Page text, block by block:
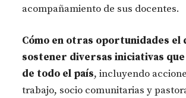
acompañamiento de sus docentes.
Cómo en otras oportunidades
sostener diversas iniciativas que
de todo el país, incluyendo
trabajo, socio comunitarias y